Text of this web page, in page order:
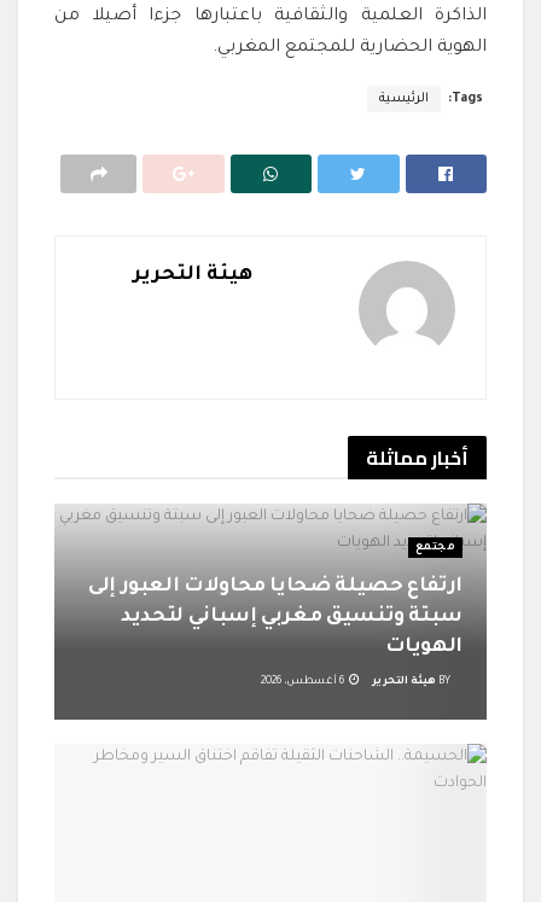
الذاكرة العلمية والثقافية باعتبارها جزءا أصيلا من
الهوية الحضارية للمجتمع المغربي.
Tags: الرئيسية
هيئة التحرير
أخبارمماثلة
مجتمع
ارتفاع حصيلة ضحايا محاولات العبور إلى
سبتة وتنسيق مغربي إسباني لتحديد
الهويات
BY هيئة التحرير